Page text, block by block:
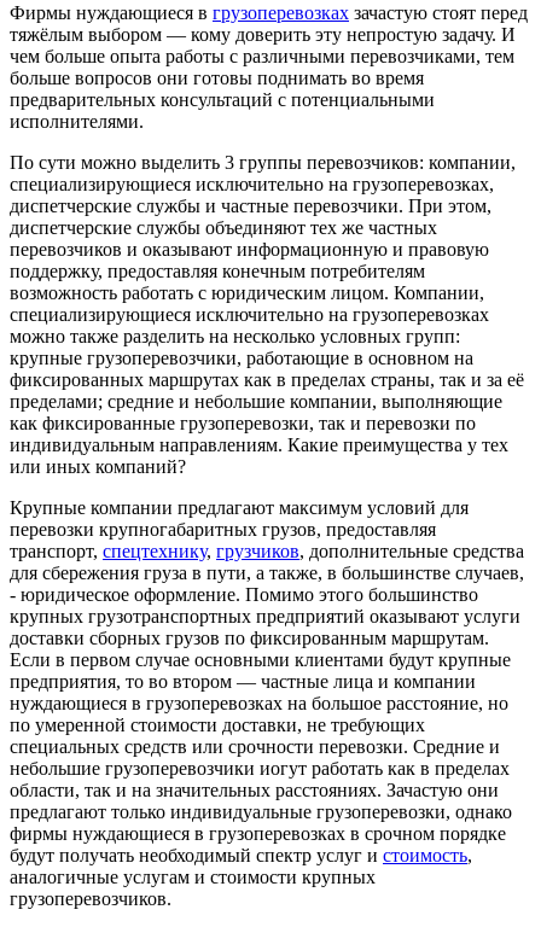
Фирмы нуждающиеся в грузоперевозках зачастую стоят перед
тяжёлым выбором — кому доверить эту непростую задачу. И
чем больше опыта работы с различными перевозчиками, тем
больше вопросов они готовы поднимать во время
предварительных консультаций с потенциальными
исполнителями.
По сути можно выделить 3 группы перевозчиков: компании,
специализирующиеся исключительно на грузоперевозках,
диспетчерские службы и частные перевозчики. При этом,
диспетчерские службы объединяют тех же частных
перевозчиков и оказывают информационную и правовую
поддержку, предоставляя конечным потребителям
возможность работать с юридическим лицом. Компании,
специализирующиеся исключительно на грузоперевозках
можно также разделить на несколько условных групп:
крупные грузоперевозчики, работающие в основном на
фиксированных маршрутах как в пределах страны, так и за её
пределами; средние и небольшие компании, выполняющие
как фиксированные грузоперевозки, так и перевозки по
индивидуальным направлениям. Какие преимущества у тех
или иных компаний?
Крупные компании предлагают максимум условий для
перевозки крупногабаритных грузов, предоставляя
транспорт, спецтехнику, грузчиков, дополнительные средства
для сбережения груза в пути, а также, в большинстве случаев,
- юридическое оформление. Помимо этого большинство
крупных грузотранспортных предприятий оказывают услуги
доставки сборных грузов по фиксированным маршрутам.
Если в первом случае основными клиентами будут крупные
предприятия, то во втором — частные лица и компании
нуждающиеся в грузоперевозках на большое расстояние, но
по умеренной стоимости доставки, не требующих
специальных средств или срочности перевозки. Средние и
небольшие грузоперевозчики иогут работать как в пределах
области, так и на значительных расстояниях. Зачастую они
предлагают только индивидуальные грузоперевозки, однако
фирмы нуждающиеся в грузоперевозках в срочном порядке
будут получать необходимый спектр услуг и стоимость,
аналогичные услугам и стоимости крупных
грузоперевозчиков.